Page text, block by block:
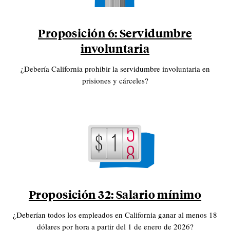
Proposición 6: Servidumbre
involuntaria
¿Debería California prohibir la servidumbre involuntaria en
prisiones y cárceles?
Proposición 32: Salario mínimo
¿Deberían todos los empleados en California ganar al menos 18
dólares por hora a partir del 1 de enero de 2026?